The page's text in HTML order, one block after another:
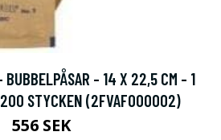
BUBBELPÅSAR - 14 X 22,5 CM - 1
200 STYCKEN (2FVAF000002)
556 SEK